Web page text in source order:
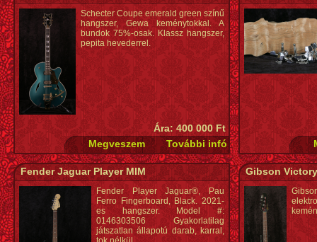
Schecter Coupe emerald green színű
hangszer, Gewa keménytokkal. A
bundok 75%-osak. Klassz hangszer,
pepita hevederrel.
Ára: 400 000 Ft
Fender Jaguar Player MIM
Fender Player Jaguar®, Pau
Ferro Fingerboard, Black. 2021-
es hangszer. Model #:
0146303506 Gyakorlatilag
játszatlan állapotú darab, karral,
Gibson